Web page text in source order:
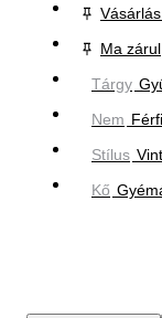
Ma zárul
Tárgy
Nem Férfi
Stílus
Kő